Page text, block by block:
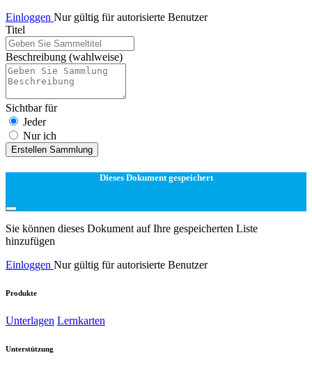
Einloggen Nur gültig für autorisierte Benutzer
Titel
Beschreibung (wahlweise)
Sichtbar für
Jeder
Nur ich
Erstellen Sammlung
Dieses Dokument gespeichert
Sie können dieses Dokument auf Ihre gespeicherten Liste
hinzufügen
Einloggen Nur gültig für autorisierte Benutzer
Produkte
Unterlagen Lernkarten
Unterstützung